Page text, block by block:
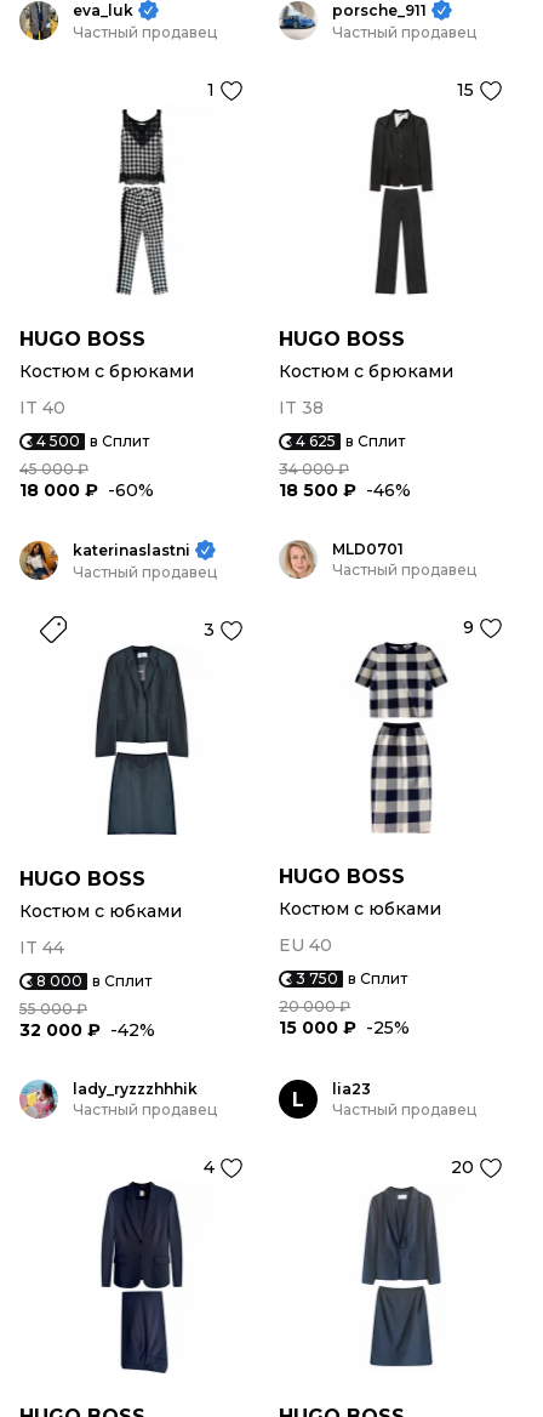
eva_luk
Частный продавец
1
HUGO BOSS
Костюм с брюками
IT 40
4 500 в Сплит
45 000 ₽
18 000 ₽ -60%
porsche_911
Частный продавец
15
HUGO BOSS
Костюм с брюками
IT 38
4 625 в Сплит
34 000 ₽
18 500 ₽ -46%
katerinaslastni
Частный продавец
3
HUGO BOSS
Костюм с юбками
IT 44
8 000 в Сплит
55 000 ₽
32 000 ₽ -42%
MLD0701
Частный продавец
9
HUGO BOSS
Костюм с юбками
EU 40
3 750 в Сплит
20 000 ₽
15 000 ₽ -25%
lady_ryzzzhhhik
Частный продавец
4
L
lia23
Частный продавец
20